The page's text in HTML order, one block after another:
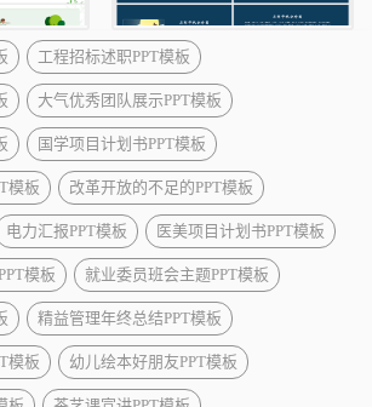
工程招标述职PPT模板
大气优秀团队展示PPT模板
国学项目计划书PPT模板
模板 改革开放的不足的PPT模板
电力汇报PPT模板 医美项目计划书PPT模板
模板 就业委员班会主题PPT模板
精益管理年终总结PPT模板
模板 幼儿绘本好朋友PPT模板